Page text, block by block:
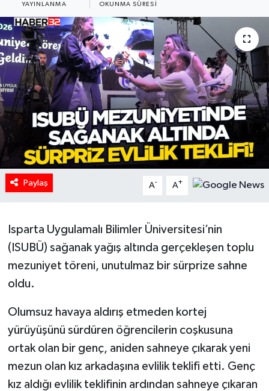
YAYINLANMA OKUNMA SÜRESI
Paylaş A- A+
Isparta Uygulamalı Bilimler Üniversitesi’nin
(ISUBÜ) sağanak yağış altında gerçekleşen toplu
mezuniyet töreni, unutulmaz bir sürprize sahne
oldu.
Olumsuz havaya aldırış etmeden kortej
yürüyüşünü sürdüren öğrencilerin coşkusuna
ortak olan bir genç, aniden sahneye çıkarak yeni
mezun olan kız arkadaşına evlilik teklifi etti. Genç
kız aldığı evlilik teklifinin ardından sahneye çıkaran
Güncel
HABERDE İNSAN
İlginç
KÜLTÜR SANAT
MAGAZİN
Oyun
POLİTİKA
RESMİ İLANLAR
SAĞLIK
Spor
Tarihi Yapılarımız
Teknoloji
Türkiye